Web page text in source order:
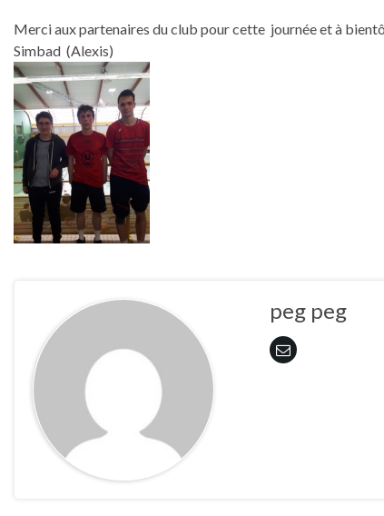
Merci aux partenaires du club pour cette journée et à
Simbad (Alexis)
peg peg